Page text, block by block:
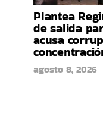
Plantea
de salida
acusa
agosto 8, 2026